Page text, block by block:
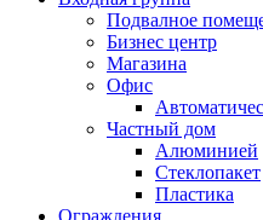
Подвалное
Бизнес центр
Магазина
Офис
Частный дом
Алюминией
Стеклопакет
Пластика
Ограждения